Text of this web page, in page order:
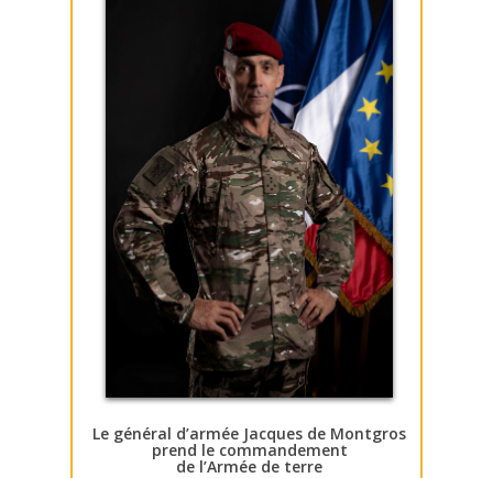
Le général d’armée Jacques de Montgros
prend le commandement
de l’Armée de terre